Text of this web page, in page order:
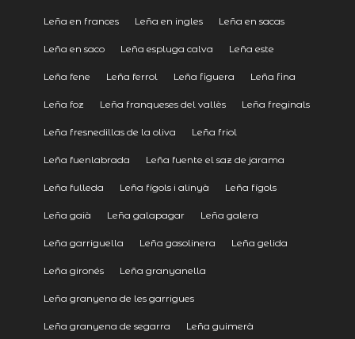
Leña en frances Leña en ingles Leña en sacas
Leña en saco Leña espluga calva Leña este
Leña fene Leña ferrol Leña figuera Leña fina
Leña foz Leña franqueses del vallès Leña freginals
Leña fresnedillas de la oliva Leña friol
Leña fuenlabrada Leña fuente el saz de jarama
Leña fulleda Leña fígols i alinyà Leña fígols
Leña gaià Leña galapagar Leña galera
Leña garriguella Leña gasolinera Leña gelida
Leña gironés Leña granyanella
Leña granyena de les garrigues
Leña granyena de segarra Leña guimerà